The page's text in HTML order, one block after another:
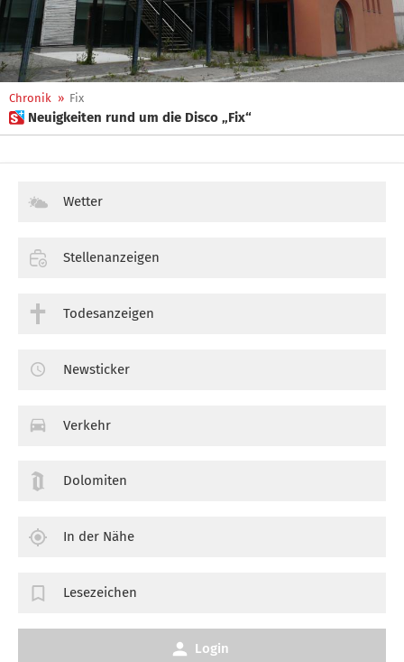
Chronik » Fix
 Neuigkeiten rund um die Disco „Fix“
Wetter
Stellenanzeigen
Todesanzeigen
Newsticker
Verkehr
Dolomiten
In der Nähe
Lesezeichen
Login